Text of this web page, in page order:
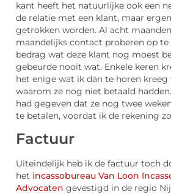
kant heeft het natuurlijke ook een
de relatie met een klant, maar
getrokken worden. Al acht
maandelijks contact proberen op te
bedrag wat deze klant nog moest
gebeurde nooit wat. Enkele keren
het enige wat ik dan te horen kreeg
waarom ze nog niet betaald
had gegeven dat ze nog twee
te betalen, voordat ik de rekening
Factuur
Uiteindelijk heb ik de factuur toch
het incassobureau Van Loon
Advocaten gevestigd in de regio